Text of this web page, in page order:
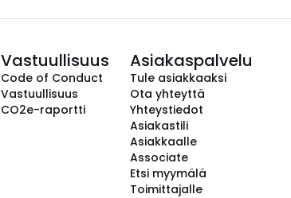
Vastuullisuus
Code of Conduct
Vastuullisuus
CO2e-raportti
Asiakaspalvelu
Tule asiakkaaksi
Ota yhteyttä
Yhteystiedot
Asiakastili
Asiakkaalle
Associate
Etsi myymälä
Toimittajalle